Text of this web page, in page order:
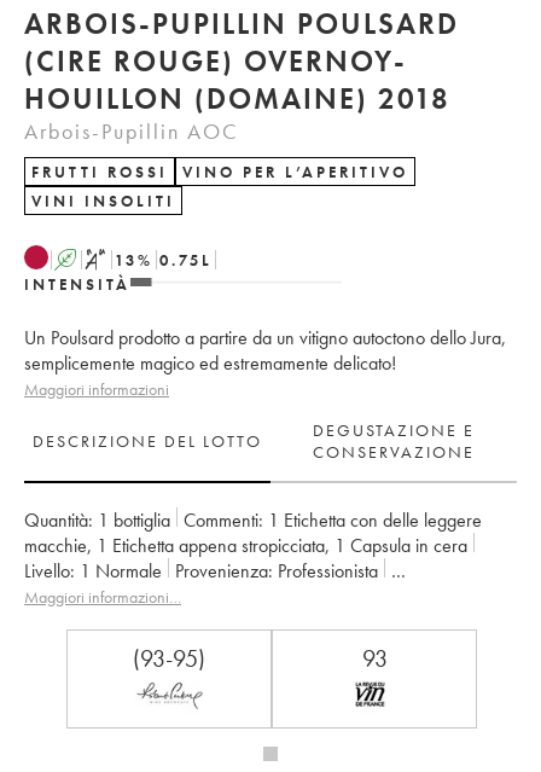
ARBOIS-PUPILLIN POULSARD
(CIRE ROUGE) OVERNOY-
HOUILLON (DOMAINE) 2018
Arbois-Pupillin AOC
FRUTTI ROSSI
VINO PER L’APERITIVO
VINI INSOLITI
A S 13% 0.75 L
INTENSITÀ
Un Poulsard prodotto a partire da un vitigno autoctono dello Jura,
semplicemente magico ed estremamente delicato!
Maggiori informazioni
DESCRIZIONE DEL LOTTO
DEGUSTAZIONE E
CONSERVAZIONE
Quantità: 1 bottiglia Commenti: 1 Etichetta con delle leggere
macchie, 1 Etichetta appena stropicciata, 1 Capsula in cera
Livello: 1 Normale Provenienza:
professionista
IVA detraibile:
no
Overnoy-Houillon (Domaine)
04/09/2019
Maggiori informazioni…
(93-95) 93